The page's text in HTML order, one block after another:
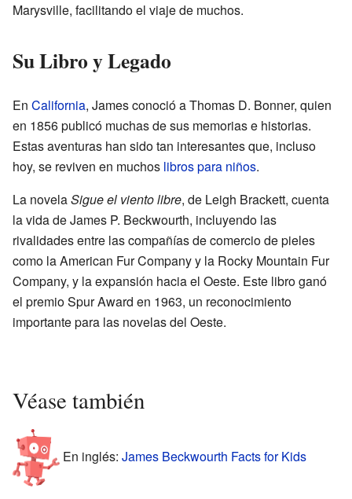
Marysville, facilitando el viaje de muchos.
Su Libro y Legado
En California, James conoció a Thomas D. Bonner, quien
en 1856 publicó muchas de sus memorias e historias.
Estas aventuras han sido tan interesantes que, incluso
hoy, se reviven en muchos libros para niños.
La novelaSigue el viento libre, de Leigh Brackett, cuenta
la vida de James P. Beckwourth, incluyendo las
rivalidades entre las compañías de comercio de pieles
como la American Fur Company y la Rocky Mountain Fur
Company, y la expansión hacia el Oeste. Este libro ganó
el premio Spur Award en 1963, un reconocimiento
importante para las novelas del Oeste.
Véase también
En inglés: James Beckwourth Facts for Kids